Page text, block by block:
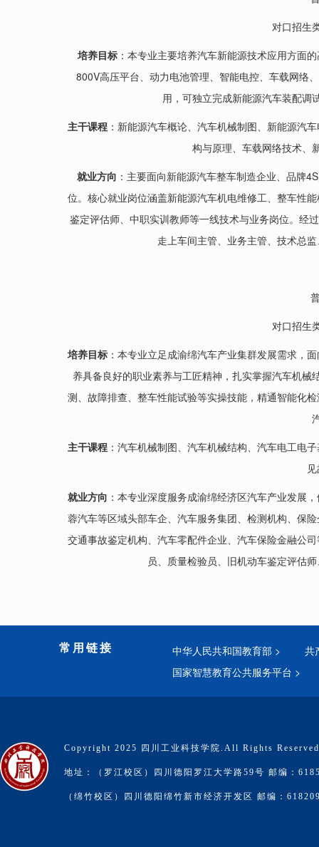
对口招生
培养目标 ：本专业主要培养汽车新能源技术应用方面
800V高压平台、动力电池管理、智能电控、车载网络
用，可独立完成新能源汽车装配调
主干课程 ：新能源汽车概论、汽车机械制图、新能源汽
构与原理、车载网络技术、
就业方向 ：主要面向新能源汽车整车制造企业、品牌
位。核心就业岗位涵盖新能源汽车机电维修工、整车性
鉴定评估师、中职实训教师等一线技术与业务岗位。经
走上车间主管、业务主管、技术总
对口招生
培养目标 ：本专业立足成渝绵汽车产业集群发展需求，
养具备良好的职业素养与工匠精神，扎实掌握汽车机
测、故障排查、整车性能试验等实操技能，精通智能化
主干课程 ：汽车机械制图、汽车机械结构、汽车电工电
就业方向 ：本专业深度服务成渝绵经济区汽车产业发展
蓉汽车等区域头部车企、汽车服务集团、检测机构、保
交通事故鉴定机构、汽车零配件企业、汽车保险金融公
员、质量检验员、旧机动车鉴定评估
常用链接 中华人民共和国教育部 >
共
国家智慧教育公共服务平台 >
Copyright 2025 四川工业科技学院.All Rights
地址：（罗江校区）四川德阳罗江大学路59号 邮编：
（绵竹校区）四川德阳绵竹新市经济开发区 邮编：